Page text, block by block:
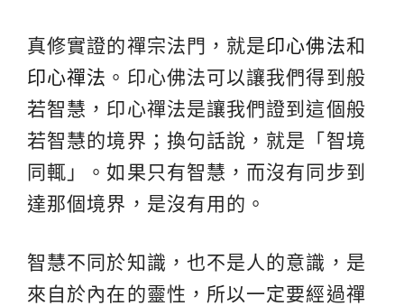
真修實證的禪宗法門，就是印心佛法和
印心禪法 。印心佛法可以讓我們得到般
若智慧，印心禪法是讓我們證到這個般
若智慧的境界；換句話說，就是「智境
同輒」。如果只有智慧，而沒有同步到
達那個境界，是沒有用的。
智慧不同於知識，也不是人的意識，是
來自於內在的靈性，所以一定要經過禪